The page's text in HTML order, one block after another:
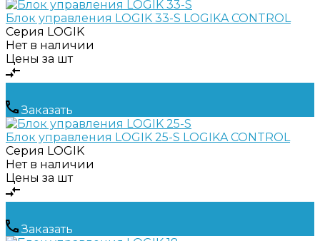
Блок управления LOGIK 33-S LOGIKA CONTROL
Серия LOGIK
Нет в наличии
Цены за шт
Заказать
Блок управления LOGIK 25-S LOGIKA CONTROL
Серия LOGIK
Нет в наличии
Цены за шт
Заказать